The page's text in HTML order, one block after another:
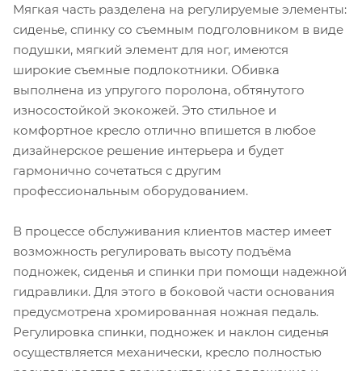
Мягкая часть разделена на регулируемые элементы:
сиденье, спинку со съемным подголовником в виде
подушки, мягкий элемент для ног, имеются
широкие съемные подлокотники. Обивка
выполнена из упругого поролона, обтянутого
износостойкой экокожей. Это стильное и
комфортное кресло отлично впишется в любое
дизайнерское решение интерьера и будет
гармонично сочетаться с другим
профессиональным оборудованием.
В процессе обслуживания клиентов мастер имеет
возможность регулировать высоту подъёма
подножек, сиденья и спинки при помощи надежной
гидравлики. Для этого в боковой части основания
предусмотрена хромированная ножная педаль.
Регулировка спинки, подножек и наклон сиденья
осуществляется механически, кресло полностью